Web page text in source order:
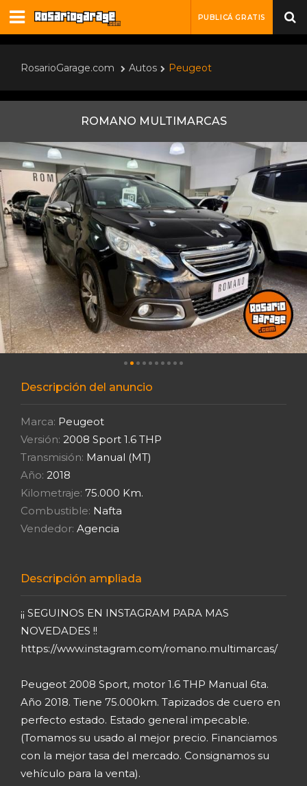
PUBLICÁ GRATIS
RosarioGarage.com Autos Peugeot
ROMANO MULTIMARCAS
Descripción del anuncio
Marca: Peugeot
Versión: 2008 Sport 1.6 THP
Transmisión: Manual (MT)
Año: 2018
Kilometraje: 75.000 Km.
Combustible: Nafta
Vendedor: Agencia
Descripción ampliada
¡¡ SEGUINOS EN INSTAGRAM PARA MAS
NOVEDADES !!
https://www.instagram.com/romano.multimarcas/
Peugeot 2008 Sport, motor 1.6 THP Manual 6ta.
Año 2018. Tiene 75.000km. Tapizados de cuero en
perfecto estado. Estado general impecable.
(Tomamos su usado al mejor precio. Financiamos
con la mejor tasa del mercado. Consignamos su
vehículo para la venta).